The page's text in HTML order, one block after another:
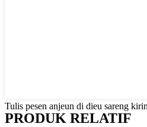
Tulis pesen anjeun di dieu sareng
PRODUK RELATIF